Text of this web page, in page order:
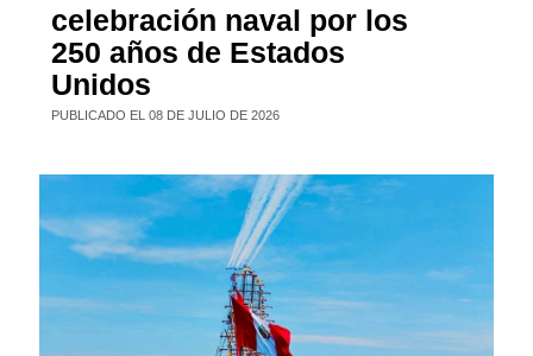
celebración naval por los
250 años de Estados
Unidos
PUBLICADO EL 08 DE JULIO DE 2026